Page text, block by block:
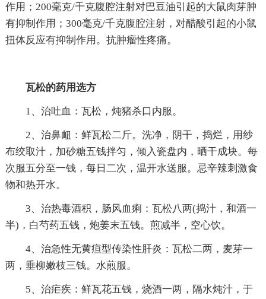
作用；200毫克/千克腹腔注射对巴豆油引起的大鼠肉芽肿
有抑制作用；300毫克/千克腹腔注射，对醋酸引起的小鼠
扭体反应有抑制作用。抗肿瘤性疼痛。
瓦松的药用选方
1、治吐血：瓦松，炖猪杀口内服。
2、治鼻衄：鲜瓦松二斤。洗净，阴干，捣烂，用纱
布绞取汁，加砂糖五钱拌匀，倾入瓷盘内，晒干成块。每
次服五分至一钱，每日二次，温开水送服。忌辛辣刺激食
物和热开水。
3、治热毒酒积，肠风血痢：瓦松八两(捣汁，和酒一
半)，白芍药五钱，炮姜末五钱。煎减半，空心饮。
4、治急性无黄疸型传染性肝炎：瓦松二两，麦芽一
两，垂柳嫩枝三钱。水煎服。
5、治疟疾：鲜瓦花五钱，烧酒一两，隔水炖汁，于